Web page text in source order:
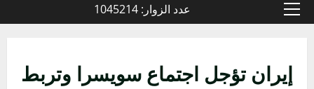
القائمة
عدد الزوار: 1045214
إيران تؤجل اجتماع سويسرا وتربط